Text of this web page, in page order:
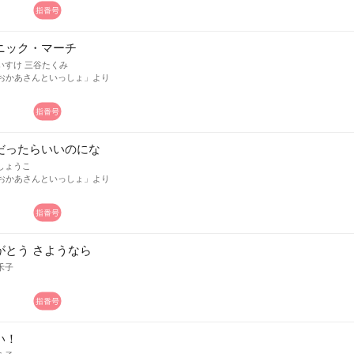
ック・マーチ
すけ 三谷たくみ
かあさんといっしょ」より
ったらいいのにな
ょうこ
かあさんといっしょ」より
とう さようなら
子